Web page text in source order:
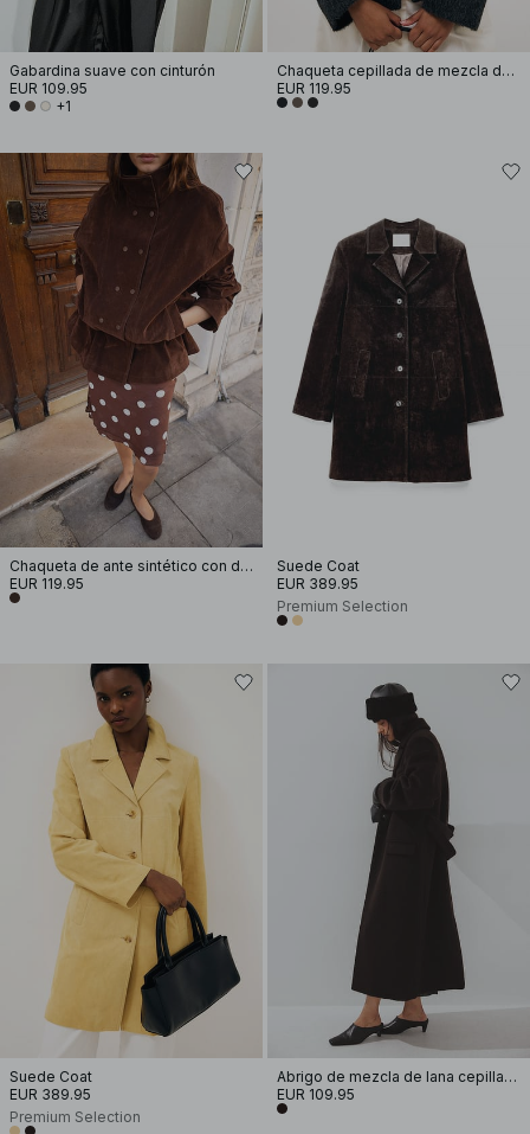
Gabardina suave con cinturón
EUR 109.95
+1
Chaqueta cepillada de mezcla de lana
EUR 119.95
Chaqueta de ante sintético con detalle en la cintura
EUR 119.95
Suede Coat
EUR 389.95
Premium Selection
Suede Coat
EUR 389.95
Premium Selection
Abrigo de mezcla de lana cepillada con cinturón
EUR 109.95